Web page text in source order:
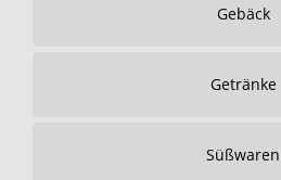
Gebäck
Getränke
Süßwaren